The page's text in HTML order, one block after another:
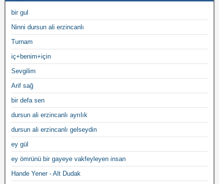
bir gul
Ninni dursun ali erzincanlı
Turnam
iç+benim+için
Sevgilim
Arif sağ
bir defa sen
dursun ali erzincanlı ayrılık
dursun ali erzincanlı gelseydin
ey gül
ey ömrünü bir gayeye vakfeyleyen insan
Hande Yener - Alt Dudak